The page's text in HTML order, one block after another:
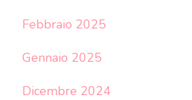
Febbraio 2025
Gennaio 2025
Dicembre 2024